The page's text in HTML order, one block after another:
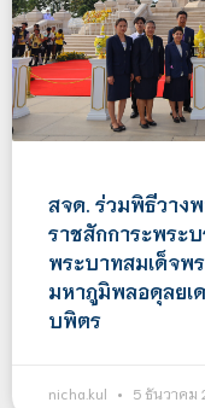
สจด. ร่วมพิธีวาง
ราชสักการะพระ
พระบาทสมเด็จพ
มหาภูมิพลอดุลยเ
บพิตร
nicha.kul 5 ธันวาคม